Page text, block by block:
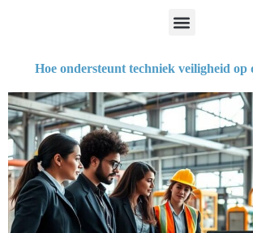
Hoe ondersteunt techniek veiligheid op